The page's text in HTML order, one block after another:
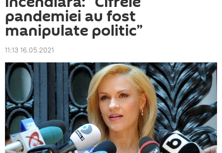
pandemiei au fost
manipulate politic”
11:13 16.05.2021